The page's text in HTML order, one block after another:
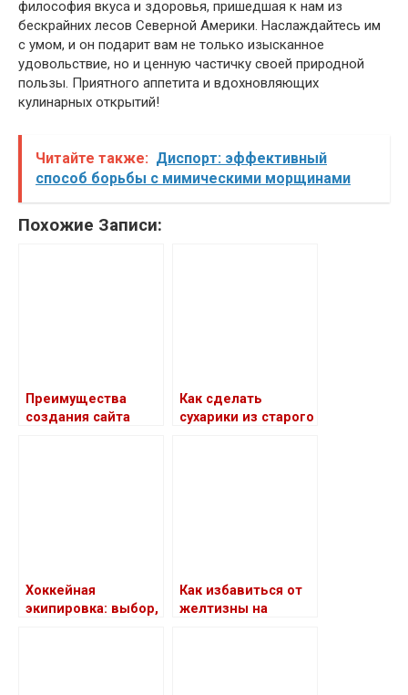
философия вкуса и здоровья, пришедшая к нам из
бескрайних лесов Северной Америки. Наслаждайтесь им
с умом, и он подарит вам не только изысканное
удовольствие, но и ценную частичку своей природной
пользы. Приятного аппетита и вдохновляющих
кулинарных открытий!
Читайте также: Диспорт: эффективный
способ борьбы с мимическими морщинами
Похожие Записи:
Преимущества
создания сайта
Как сделать
сухарики из старого
Хоккейная
экипировка: выбор,
Как избавиться от
желтизны на